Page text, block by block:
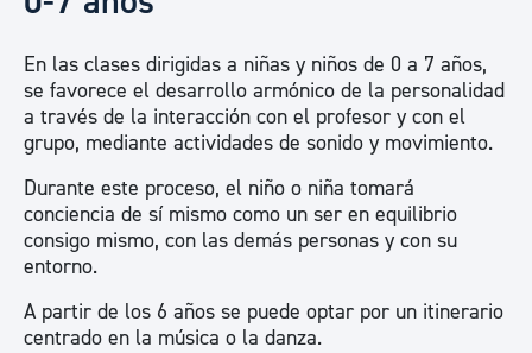
En las clases dirigidas a niñas y niños de 0 a 7 años,
se favorece el desarrollo armónico de la personalidad
a través de la interacción con el profesor y con el
grupo, mediante actividades de sonido y movimiento.
Durante este proceso, el niño o niña tomará
conciencia de sí mismo como un ser en equilibrio
consigo mismo, con las demás personas y con su
entorno.
A partir de los 6 años se puede optar por un itinerario
centrado en la música o la danza.